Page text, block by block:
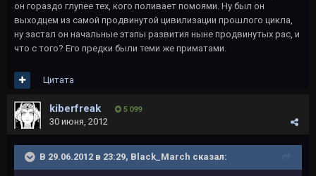
он гораздо глупее тех, кого поливает помоями. Ну был он
выходцем из самой продвинутой цивилизации прошлого цикла,
ну застал он начальные этапы развития ныне продвинутых рас, и
что с того? Его предки были теми же приматами.
Цитата
kiberfreak 5 099
30 июня, 2012
В 29.06.2012 в 23:29, Black_March сказал: